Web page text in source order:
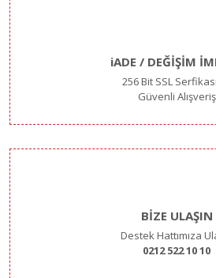
iADE / DEĞİŞİM
256 Bit SSL
Güvenli Alışveriş
BİZE ULAŞIN
Destek Hattımıza
0212 522 10 10